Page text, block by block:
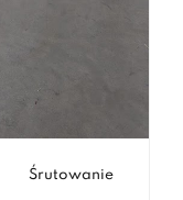
Śrutowanie